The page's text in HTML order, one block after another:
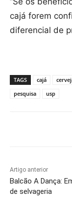
cajá forem
diferencial de
TAGS cajá
pesquisa
usp
Artigo anterior
Balcão A Dança:
de selvageria